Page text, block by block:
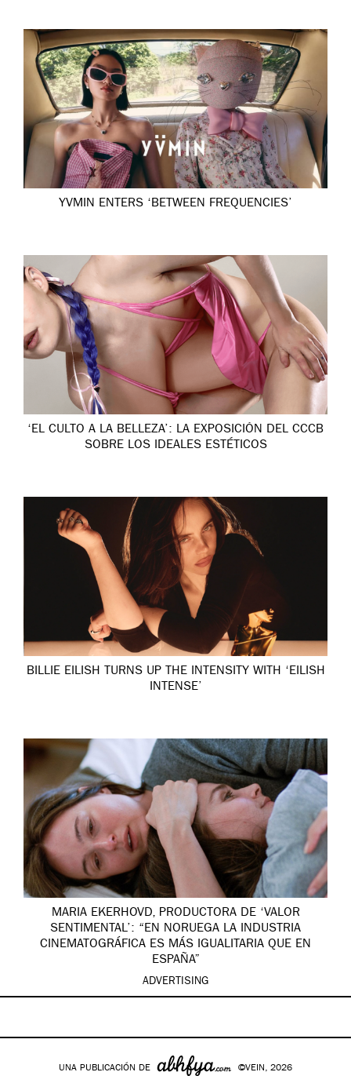
YVMIN ENTERS ‘BETWEEN FREQUENCIES’
‘EL CULTO A LA BELLEZA’: LA EXPOSICIÓN DEL CCCB
SOBRE LOS IDEALES ESTÉTICOS
BILLIE EILISH TURNS UP THE INTENSITY WITH ‘EILISH
INTENSE’
MARIA EKERHOVD, PRODUCTORA DE ‘VALOR
SENTIMENTAL’: “EN NORUEGA LA INDUSTRIA
CINEMATOGRÁFICA ES MÁS IGUALITARIA QUE EN
ESPAÑA”
ADVERTISING
UNA PUBLICACIÓN DE ©VEIN, 2026